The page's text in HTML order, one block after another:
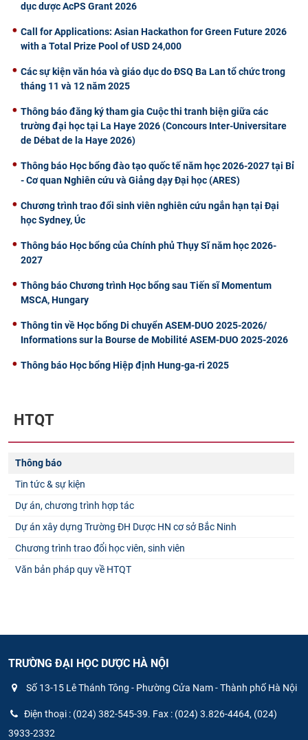
dục dược AcPS Grant 2026
Call for Applications: Asian Hackathon for Green Future 2026
with a Total Prize Pool of USD 24,000
Các sự kiện văn hóa và giáo dục do ĐSQ Ba Lan tổ chức trong
tháng 11 và 12 năm 2025
Thông báo đăng ký tham gia Cuộc thi tranh biện giữa các
trường đại học tại La Haye 2026 (Concours Inter-Universitare
de Débat de la Haye 2026)
Thông báo Học bổng đào tạo quốc tế năm học 2026-2027 tại Bỉ
- Cơ quan Nghiên cứu và Giảng dạy Đại học (ARES)
Chương trình trao đổi sinh viên nghiên cứu ngắn hạn tại Đại
học Sydney, Úc
Thông báo Học bổng của Chính phủ Thụy Sĩ năm học 2026-
2027
Thông báo Chương trình Học bổng sau Tiến sĩ Momentum
MSCA, Hungary
Thông tin về Học bổng Di chuyển ASEM-DUO 2025-2026/
Informations sur la Bourse de Mobilité ASEM-DUO 2025-2026
Thông báo Học bổng Hiệp định Hung-ga-ri 2025
HTQT
Thông báo
Tin tức & sự kiện
Dự án, chương trình hợp tác
Dự án xây dựng Trường ĐH Dược HN cơ sở Bắc Ninh
Chương trình trao đổi học viên, sinh viên
Văn bản pháp quy về HTQT
TRƯỜNG ĐẠI HỌC DƯỢC HÀ NỘI
Số 13-15 Lê Thánh Tông - Phường Cửa Nam - Thành phố Hà Nội
Điện thoại : (024) 382-545-39. Fax : (024) 3.826-4464, (024)
3933-2332